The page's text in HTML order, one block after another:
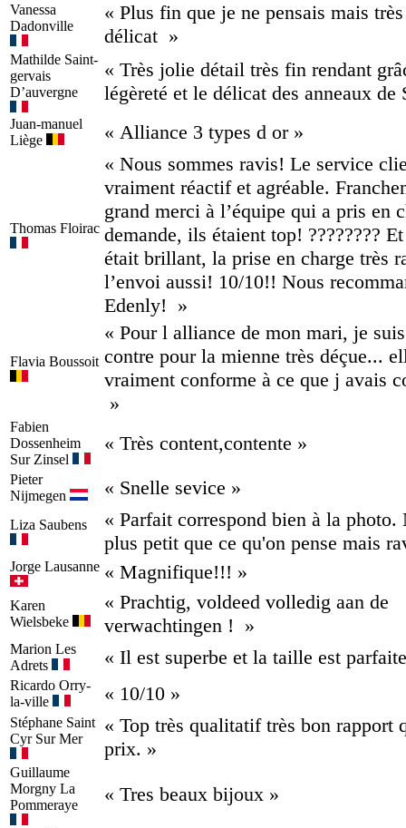
Vanessa
Dadonville
« Plus fin que je ne pensais mais
délicat »
Mathilde Saint-
gervais
D’auvergne
« Très jolie détail très fin rendant
légèreté et le délicat des anneaux de
Juan-manuel
Liège
« Alliance 3 types d or »
Thomas Floirac
« Nous sommes ravis! Le service
vraiment réactif et agréable.
grand merci à l’équipe qui a pris en
demande, ils étaient top! ????????
était brillant, la prise en charge très
l’envoi aussi! 10/10!! Nous
Edenly! »
Flavia Boussoit
« Pour l alliance de mon mari, je
contre pour la mienne très déçue...
vraiment conforme à ce que j avais
»
Fabien
Dossenheim
Sur Zinsel
« Très content,contente »
Pieter
Nijmegen
« Snelle sevice »
Liza Saubens
« Parfait correspond bien à la photo.
plus petit que ce qu'on pense mais
Jorge Lausanne « Magnifique!!! »
Karen
Wielsbeke
« Prachtig, voldeed volledig aan de
verwachtingen ! »
Marion Les
Adrets
« Il est superbe et la taille est
Ricardo Orry-
la-ville
« 10/10 »
Stéphane Saint
Cyr Sur Mer
« Top très qualitatif très bon rapport
prix. »
Guillaume
Morgny La
Pommeraye
« Tres beaux bijoux »